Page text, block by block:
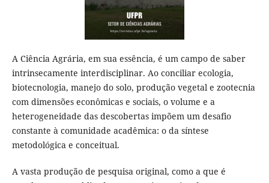
A Ciência Agrária, em sua essência, é um campo de saber
intrinsecamente interdisciplinar. Ao conciliar ecologia,
biotecnologia, manejo do solo, produção vegetal e zootecnia
com dimensões econômicas e sociais, o volume e a
heterogeneidade das descobertas impõem um desafio
constante à comunidade acadêmica: o da síntese
metodológica e conceitual.
A vasta produção de pesquisa original, como a que é